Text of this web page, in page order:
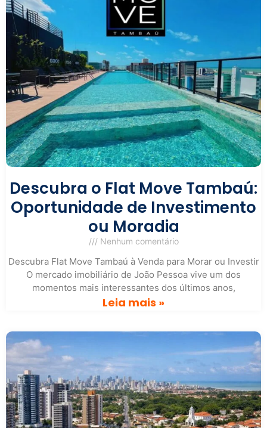
Descubra o Flat Move Tambaú:
Oportunidade de Investimento
ou Moradia
Nenhum comentário
Descubra Flat Move Tambaú à Venda para Morar ou Investir
O mercado imobiliário de João Pessoa vive um dos
momentos mais interessantes dos últimos anos,
Leia mais »